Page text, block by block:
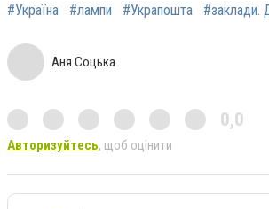
#Україна #лампи #Украпошта #заклади.
Аня Соцька
0,0
Авторизуйтесь, щоб оцінити